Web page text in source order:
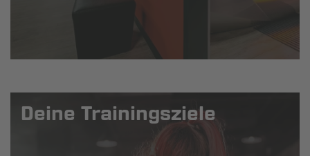
Deine Trainingsziele